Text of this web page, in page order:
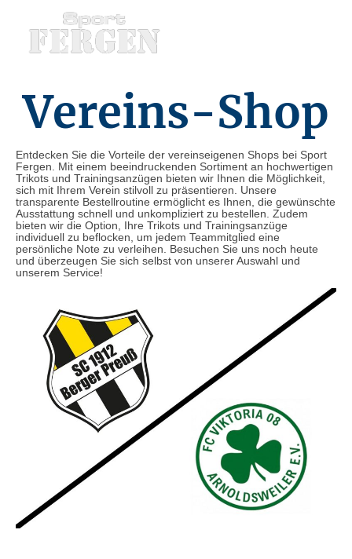
Vereins-Shop
Entdecken Sie die Vorteile der vereinseigenen Shops bei Sport
Fergen. Mit einem beeindruckenden Sortiment an hochwertigen
Trikots und Trainingsanzügen bieten wir Ihnen die Möglichkeit,
sich mit Ihrem Verein stilvoll zu präsentieren. Unsere
transparente Bestellroutine ermöglicht es Ihnen, die gewünschte
Ausstattung schnell und unkompliziert zu bestellen. Zudem
bieten wir die Option, Ihre Trikots und Trainingsanzüge
individuell zu beflocken, um jedem Teammitglied eine
persönliche Note zu verleihen. Besuchen Sie uns noch heute
und überzeugen Sie sich selbst von unserer Auswahl und
unserem Service!